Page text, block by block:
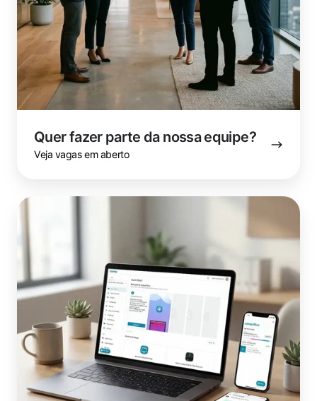
Quer fazer parte da nossa equipe?
Veja vagas em aberto
Quer
ezeep
ação?